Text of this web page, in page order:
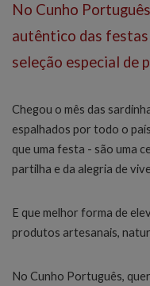
No Cunho
autêntico das festas
seleção especial de
Chegou o mês das
espalhados por todo o
que uma festa - são uma
partilha e da alegria de
E que melhor forma de
produtos artesanais,
No Cunho Português,